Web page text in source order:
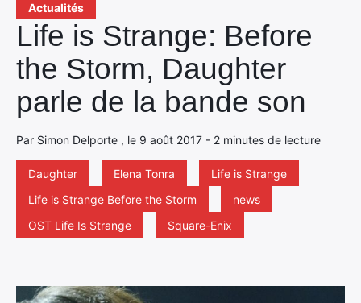
Actualités
Life is Strange: Before
the Storm, Daughter
parle de la bande son
Par Simon Delporte , le 9 août 2017 - 2 minutes de lecture
Daughter Elena Tonra
Life is Strange
Life is Strange Before the Storm
news
OST Life Is Strange
Square-Enix